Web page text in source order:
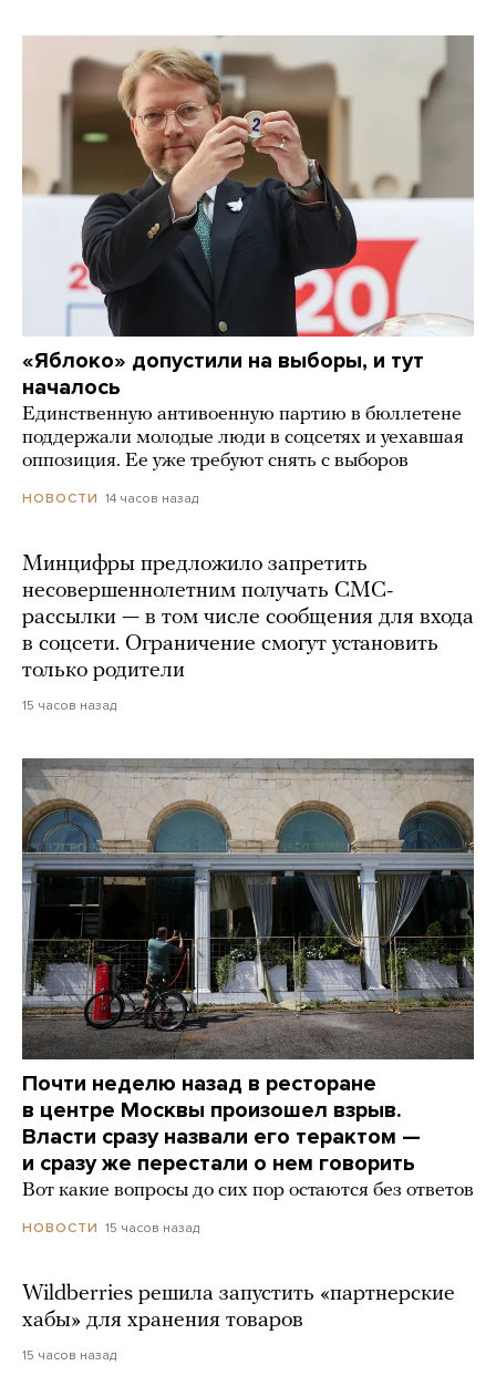
«Яблоко» допустили на выборы, и тут
началось
Единственную антивоенную партию в бюллетене
поддержали молодые люди в соцсетях и уехавшая
оппозиция. Ее уже требуют снять с выборов
НОВОСТИ 14 часов назад
Минцифры предложило запретить
несовершеннолетним получать СМС-
рассылки — в том числе сообщения для входа
в соцсети. Ограничение смогут установить
только родители
15 часов назад
Почти неделю назад в ресторане
в центре Москвы произошел взрыв.
Власти сразу назвали его терактом —
и сразу же перестали о нем говорить
Вот какие вопросы до сих пор остаются без ответов
НОВОСТИ 15 часов назад
Wildberries решила запустить «партнерские
хабы» для хранения товаров
15 часов назад